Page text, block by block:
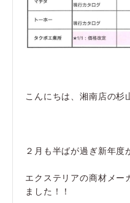
こんにちは、湘南店の杉
２月も半ばが過ぎ新年度
エクステリアの商材メー
ました！！